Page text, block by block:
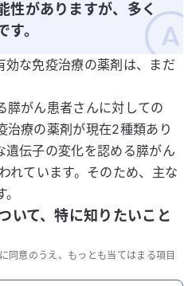
性がありますが、多く
。
効な免疫治療の薬剤は、まだ
膵がん患者さんに対しての
治療の薬剤が現在2種類あり
遺伝子の変化を認める膵がん
れています。そのため、主な
いて、特に知りたいこと
に同意のうえ、もっとも当てはまる項目